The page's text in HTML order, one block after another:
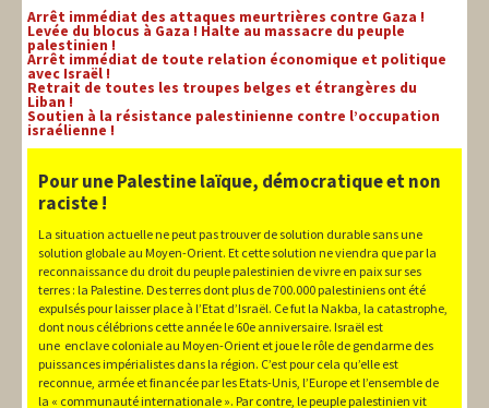
Arrêt immédiat des attaques meurtrières contre Gaza !
Levée du blocus à Gaza ! Halte au massacre du peuple
palestinien !
Arrêt immédiat de toute relation économique et politique
avec Israël !
Retrait de toutes les troupes belges et étrangères du
Liban !
Soutien à la résistance palestinienne contre l’occupation
israélienne !
Pour une Palestine laïque, démocratique et non
raciste !
La situation actuelle ne peut pas trouver de solution durable sans une
solution globale au Moyen-Orient. Et cette solution ne viendra que par la
reconnaissance du droit du peuple palestinien de vivre en paix sur ses
terres : la Palestine. Des terres dont plus de 700.000 palestiniens ont été
expulsés pour laisser place à l’Etat d’Israël. Ce fut la Nakba, la catastrophe,
dont nous célébrions cette année le 60e anniversaire. Israël est
une enclave coloniale au Moyen-Orient et joue le rôle de gendarme des
puissances impérialistes dans la région. C’est pour cela qu’elle est
reconnue, armée et financée par les Etats-Unis, l’Europe et l’ensemble de
la « communauté internationale ». Par contre, le peuple palestinien vit